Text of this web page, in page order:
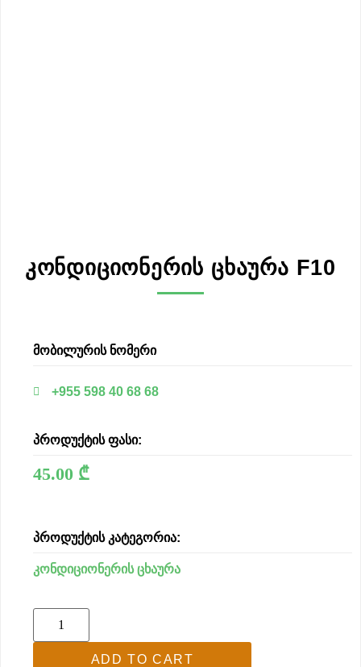
კონდიციონერის ცხაურა F10
მობილურის ნომერი
+955 598 40 68 68
პროდუქტის ფასი:
45.00 ₾
პროდუქტის კატეგორია:
კონდიციონერის ცხაურა
ADD TO CART